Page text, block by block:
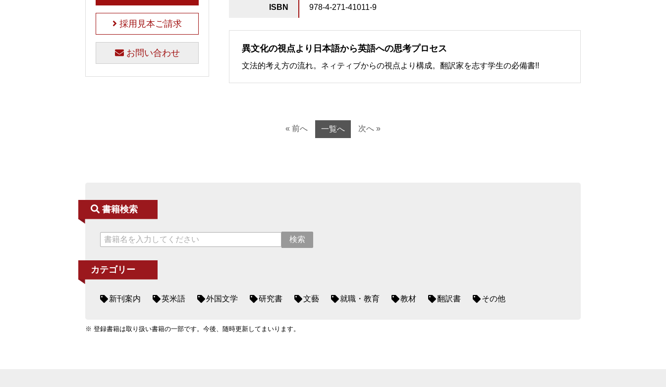
採用見本ご請求
お問い合わせ
ISBN 978-4-271-41011-9
異文化の視点より日本語から英語への思考プロセス
文法的考え方の流れ。ネィティブからの視点より構成。翻訳家を志す学生の必備書!!
« 前へ 一覧へ 次へ »
書籍検索
カテゴリー
新刊案内 英米語 外国文学 研究書 文藝 就職・教育 教材 翻訳書 その他
※ 登録書籍は取り扱い書籍の一部です。今後、随時更新してまいります。